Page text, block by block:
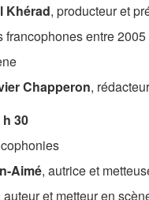
Khérad, producteur et
francophones entre
Chapperon,
30
Aimé, autrice et
auteur et metteur en